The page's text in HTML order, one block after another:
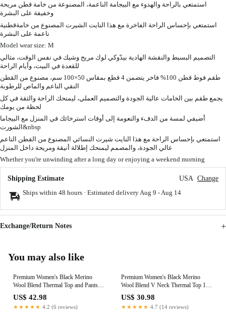
استمتعي بالراحة والهدوء مع البيجامة الناعمة، المصنوعة من خامة قطن مريحة
وخفيفة على البشرة
استمتعي بإحساس الراحة الفاخرة مع هذا النايت الشيرت المصنوع من خامةقطنية
ناعمة على البشرة
Model wear size: M
التصميم البسيط والنقشة الهادية بيدّوكي لوك مريح وشيك في نفس الوقت، مثالي
للقعدة في البيت، وأيام الراحة
طقم فوط قطن 100% فاخر يتضمن 4 قطع بمقاس 50×100 سم، مصنوع من القطن
النقي الناعم والماص للرطوبة
يجمع طقم بين الخامات عالية الجودة والتصميم العملي، ليمنحك الراحة والثقة في كل
لحظة من يومك
أضيفي لمسة من الدفء والنعومة إلى أوقات استرخائك في المنزل مع البيجاما
الشورت&nbsp
استمتعي بإحساس الراحة مع هذا النايت شيرت النسائي المصنوع من القطن الناعم
عالي الجودة، والمصمم ليمنحك إطلالة أنيقة ومريحة داخل المنزل
Whether you're unwinding after a long day or enjoying a weekend morning
Shipping Estimate USA Change
Ships within 48 hours · Estimated delivery Aug 9 - Aug 14
Exchange/Return Notes
You may also like
Premium Women's Black Merino
Wool Blend Thermal Top and Pants
Set 14-16
US$ 42.98
★★★★★ 4.2 (6 reviews)
Premium Women's Black Merino
Wool Blend V Neck Thermal Top 14-
US$ 30.98
★★★★★ 4.7 (14 reviews)